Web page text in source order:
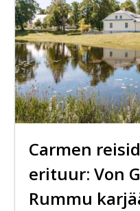
Carmen
erituur: Von
Rummu